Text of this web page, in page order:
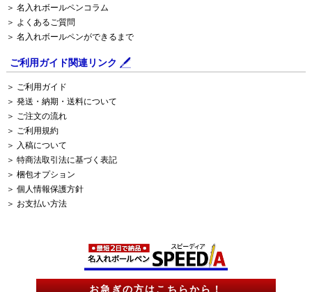
お急ぎの方はこちらから！
＞ 名入れボールペンコラム
＞ よくあるご質問
＞ 名入れボールペンができるまで
ご利用ガイド関連リンク
＞ ご利用ガイド
＞ 発送・納期・送料について
＞ ご注文の流れ
＞ ご利用規約
＞ 入稿について
＞ 特商法取引法に基づく表記
＞ 梱包オプション
＞ 個人情報保護方針
＞ お支払い方法